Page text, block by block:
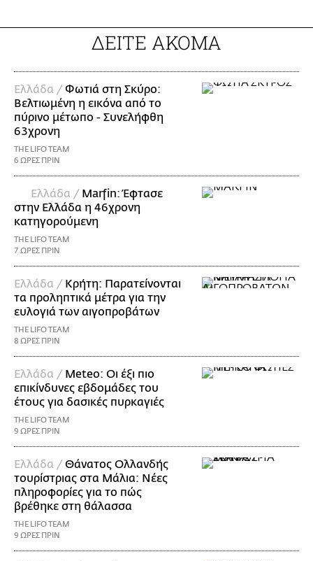
ΔΕΙΤΕ ΑΚΟΜΑ
Ελλάδα /Φωτιά στη Σκύρο:
Βελτιωμένη η εικόνα από το
πύρινο μέτωπο - Συνελήφθη
63χρονη
THE LIFO TEAM
6 ΩΡΕΣ ΠΡΙΝ
Ελλάδα / Marfin: Έφτασε
στην Ελλάδα η 46χρονη
κατηγορούμενη
THE LIFO TEAM
7 ΩΡΕΣ ΠΡΙΝ
Ελλάδα / Κρήτη: Παρατείνονται
τα προληπτικά μέτρα για την
ευλογιά των αιγοπροβάτων
THE LIFO TEAM
8 ΩΡΕΣ ΠΡΙΝ
Ελλάδα / Meteo: Οι έξι πιο
επικίνδυνες εβδομάδες του
έτους για δασικές πυρκαγιές
THE LIFO TEAM
9 ΩΡΕΣ ΠΡΙΝ
Ελλάδα /Θάνατος Ολλανδής
τουρίστριας στα Μάλια: Νέες
πληροφορίες για το πώς
βρέθηκε στη θάλασσα
THE LIFO TEAM
9 ΩΡΕΣ ΠΡΙΝ